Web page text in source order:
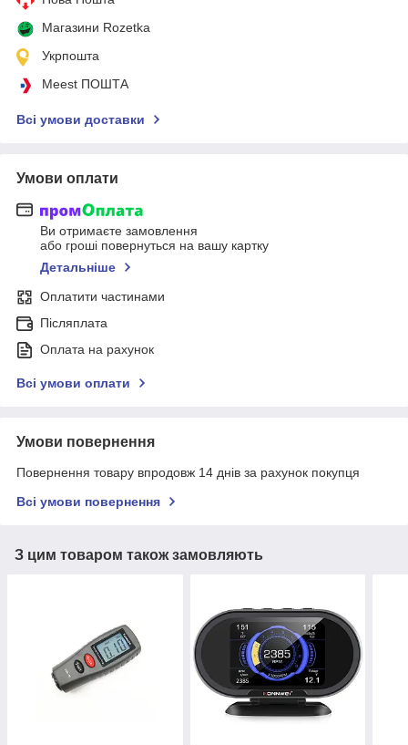
Магазини Rozetka
Укрпошта
Meest ПОШТА
Всі умови доставки
Умови оплати
Ви отримаєте замовлення
або гроші повернуться на вашу картку
Детальніше
Оплатити частинами
Післяплата
Оплата на рахунок
Всі умови оплати
Умови повернення
Повернення товару впродовж 14 днів за рахунок покупця
Всі умови повернення
З цим товаром також замовляють